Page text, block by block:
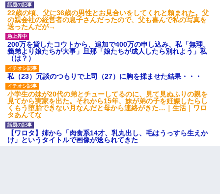
22歳の頃、父に36歳の男性とお見合いをしてくれと頼まれた。父
の親会社の経営者の息子さんだったので、父も喜んで私の写真を
送ったんだが→
200万を貸したコウトから、追加で400万の申し込み、私「無理。
義弟より娘たちが大事」旦那「娘たちが成人したら別れよう」私
（は？）
私（23）冗談のつもりで上司（27）に胸を揉ませた結果・・・
小学生の妹が20代の弟とチューしてるのに、見て見ぬふりの親を
見てから実家を出た。それから15年、妹が弟の子を妊娠したらし
くもう堕胎できない月なんだと母から連絡がきた…｜生活｜ワロ
タあんてな
【ワロタ】姉から「肉食系14才、乳丸出し、毛はうっすら生えか
け」というタイトルで画像が送られてきた